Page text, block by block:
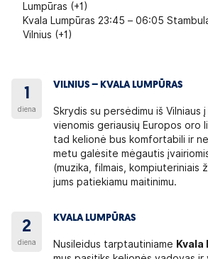
Lumpūras (+1)
Kvala Lumpūras 23:45 – 06:05
Vilnius (+1)
1
diena
VILNIUS – KVALA LUMPŪRAS
Skrydis su persėdimu iš Vilniaus į
vienomis geriausių Europos oro
tad kelionė bus komfortabili ir
metu galėsite mėgautis
(muzika, filmais, kompiuteriniais
jums patiekiamu maitinimu.
2
diena
KVALA LUMPŪRAS
Nusileidus tarptautiniame